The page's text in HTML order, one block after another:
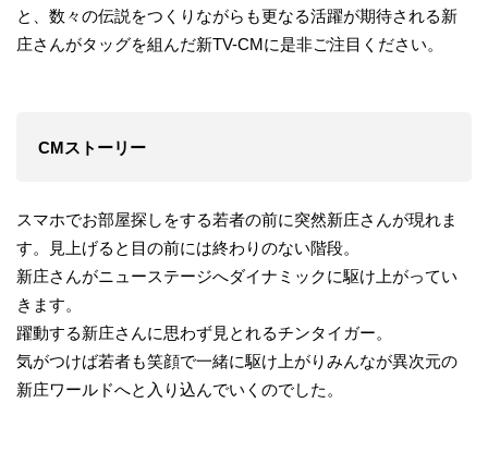
と、数々の伝説をつくりながらも更なる活躍が期待される新
庄さんがタッグを組んだ新TV-CMに是非ご注目ください。
CMストーリー
スマホでお部屋探しをする若者の前に突然新庄さんが現れま
す。見上げると目の前には終わりのない階段。
新庄さんがニューステージへダイナミックに駆け上がってい
きます。
躍動する新庄さんに思わず見とれるチンタイガー。
気がつけば若者も笑顔で一緒に駆け上がりみんなが異次元の
新庄ワールドへと入り込んでいくのでした。